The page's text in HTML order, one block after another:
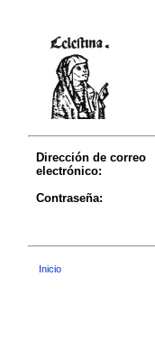
Dirección de correo
electrónico:
Contraseña:
Inicio